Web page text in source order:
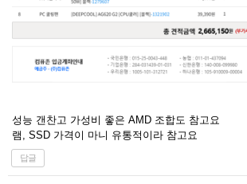
성능 갠찬고 가성비 좋은 AMD 조합도 참고요
램, SSD 가격이 마니 유통적이라 참고요
답글